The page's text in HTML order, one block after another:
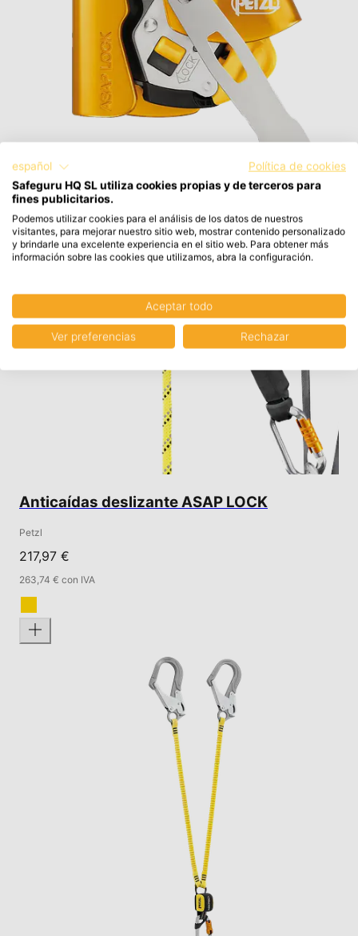
Anticaídas deslizante ASAP LOCK
Petzl
217,97 €
263,74 € con IVA
español
Política de cookies
Safeguru HQ SL utiliza cookies propias y de terceros para
fines publicitarios.
Podemos utilizar cookies para el análisis de los datos de nuestros
visitantes, para mejorar nuestro sitio web, mostrar contenido personalizado
y brindarle una excelente experiencia en el sitio web. Para obtener más
información sobre las cookies que utilizamos, abra la configuración.
Aceptar todo
Ver preferencias Rechazar